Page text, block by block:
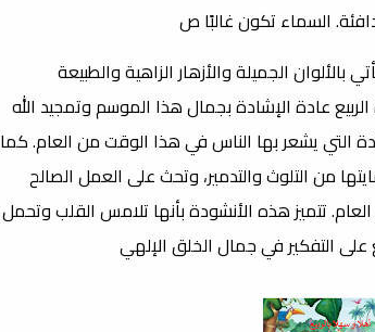
السماء تكون غالبًا ص
بالألوان الجميلة والأزهار الزاهية والطبيعة
عادة الإشادة بجمال هذا الموسم وتمجيد الله
التي يشعر بها الناس في هذا الوقت من العام. كما
من التلوث والتدمير، وتحث على العمل الصالح
تتميز هذه الأنشودة بأنها تلامس القلب وتحمل
التفكير في جمال الخلق الإلهي